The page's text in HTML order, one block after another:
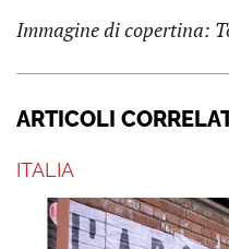
Immagine di copertina:
ARTICOLI
ITALIA